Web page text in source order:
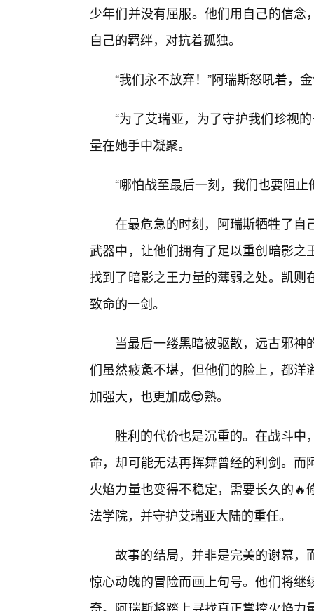
少年们并没有屈服。他们用自己的信
自己的羁绊，对抗着孤独。
“我们永不放弃！”阿瑞斯怒吼着，
“为了艾瑞亚，为了守护我们珍视
量在她手中凝聚。
“哪怕战至最后一刻，我们也要阻
在最危急的时刻，阿瑞斯牺牲了自
武器中，让他们拥有了足以重创暗影
找到了暗影之王力量的薄弱之处。凯
致命的一剑。
当最后一缕黑暗被驱散，远古邪
们虽然疲惫不堪，但他们的脸上，都
加强大，也更加成😎熟。
胜利的代价也是沉重的。在战斗
命，却可能无法再挥舞曾经的利剑。
火焰力量也变得不稳定，需要长久的
法学院，并守护艾瑞亚大陆的重任。
故事的结局，并非是完美的谢幕，
惊心动魄的冒险而画上句号。他们将